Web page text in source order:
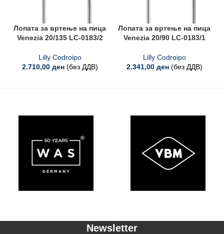
Лопата за вртење на пица
Venezia 20/135 LC-0183/2
Lilly Codroipo
2.710,00 ден (без ДДВ)
Лопата за вртење на пица
Venezia 20/90 LC-0183/1
Lilly Codroipo
2.341,00 ден (без ДДВ)
Newsletter